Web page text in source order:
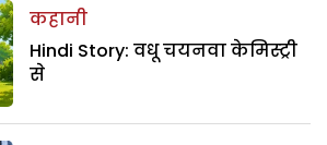
कहानी
Hindi Story: वधू चयनवा केमिस्ट्री
से